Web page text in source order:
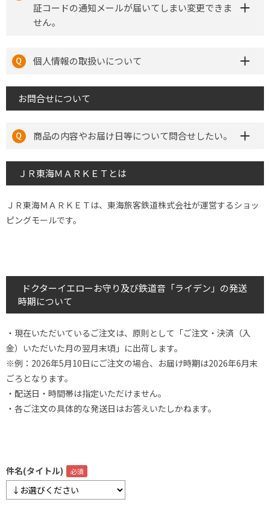
証コードの通知メールが届いてしまい変更できま
せん。
個人情報の取扱いについて
お問合せについて
商品の内容やお届け日等について問合せしたい。
ＪＲ東海ＭＡＲＫＥＴとは
ＪＲ東海ＭＡＲＫＥＴは、東海旅客鉄道株式会社が運営するショッ
ピングモールです。
ドクターイエローお守り及び鉄道音「ライデン」の発送
時期について
・現在いただいているご注文は、原則として「ご注文・決済（入
金）いただいた月の翌月末頃」に出荷します。
※例：2026年5月10日にご注文の場合、お届け時期は2026年6月末
ごろとなります。
・配送日・時間帯は指定いただけません。
・各ご注文の具体的な発送日はお答えいたしかねます。
件名(タイトル)